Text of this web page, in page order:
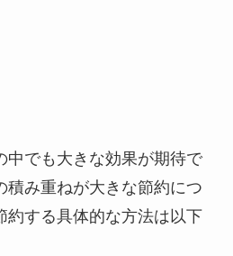
中でも大きな効果が期待で
積み重ねが大きな節約につ
約する具体的な方法は以下